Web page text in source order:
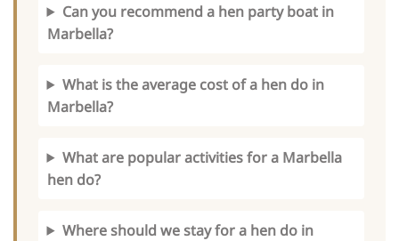
Can you recommend a hen party boat in
Marbella?
What is the average cost of a hen do in
Marbella?
What are popular activities for a Marbella
hen do?
Where should we stay for a hen do in